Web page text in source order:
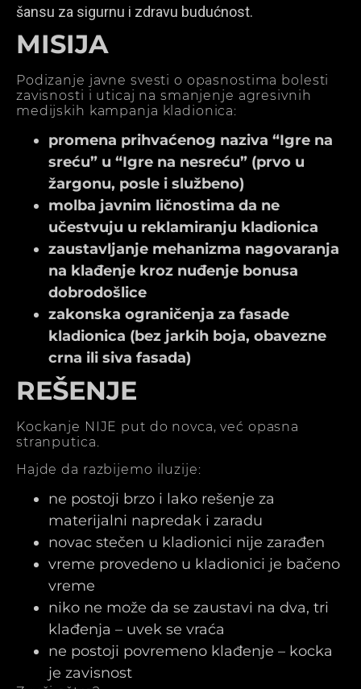
šansu za sigurnu i zdravu budućnost.
MISIJA
Podizanje javne svesti o opasnostima bolesti
zavisnosti i uticaj na smanjenje agresivnih
medijskih kampanja kladionica:
promena prihvaćenog naziva “Igre na
sreću” u “Igre na nesreću” (prvo u
žargonu, posle i službeno)
molba javnim ličnostima da ne
učestvuju u reklamiranju kladionica
zaustavljanje mehanizma nagovaranja
na klađenje kroz nuđenje bonusa
dobrodošlice
zakonska ograničenja za fasade
kladionica (bez jarkih boja, obavezne
crna ili siva fasada)
REŠENJE
Kockanje NIJE put do novca, već opasna
stranputica.
Hajde da razbijemo iluzije:
ne postoji brzo i lako rešenje za
materijalni napredak i zaradu
novac stečen u kladionici nije zarađen
vreme provedeno u kladionici je bačeno
vreme
niko ne može da se zaustavi na dva, tri
klađenja – uvek se vraća
ne postoji povremeno klađenje – kocka
je zavisnost